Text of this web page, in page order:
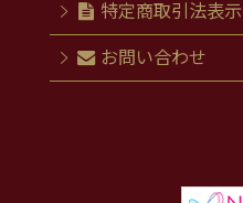
特定商取引法表示
お問い合わせ